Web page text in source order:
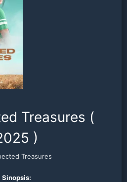
Treasures (
)
Treasures
Sinopsis: